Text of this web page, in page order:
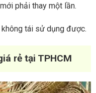
phải thay một lần.
tái sử dụng được.
rẻ tại TPHCM